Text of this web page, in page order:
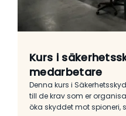
Kurs i
medarbetare
Denna kurs i
till de krav som er
öka skyddet mot spioneri,